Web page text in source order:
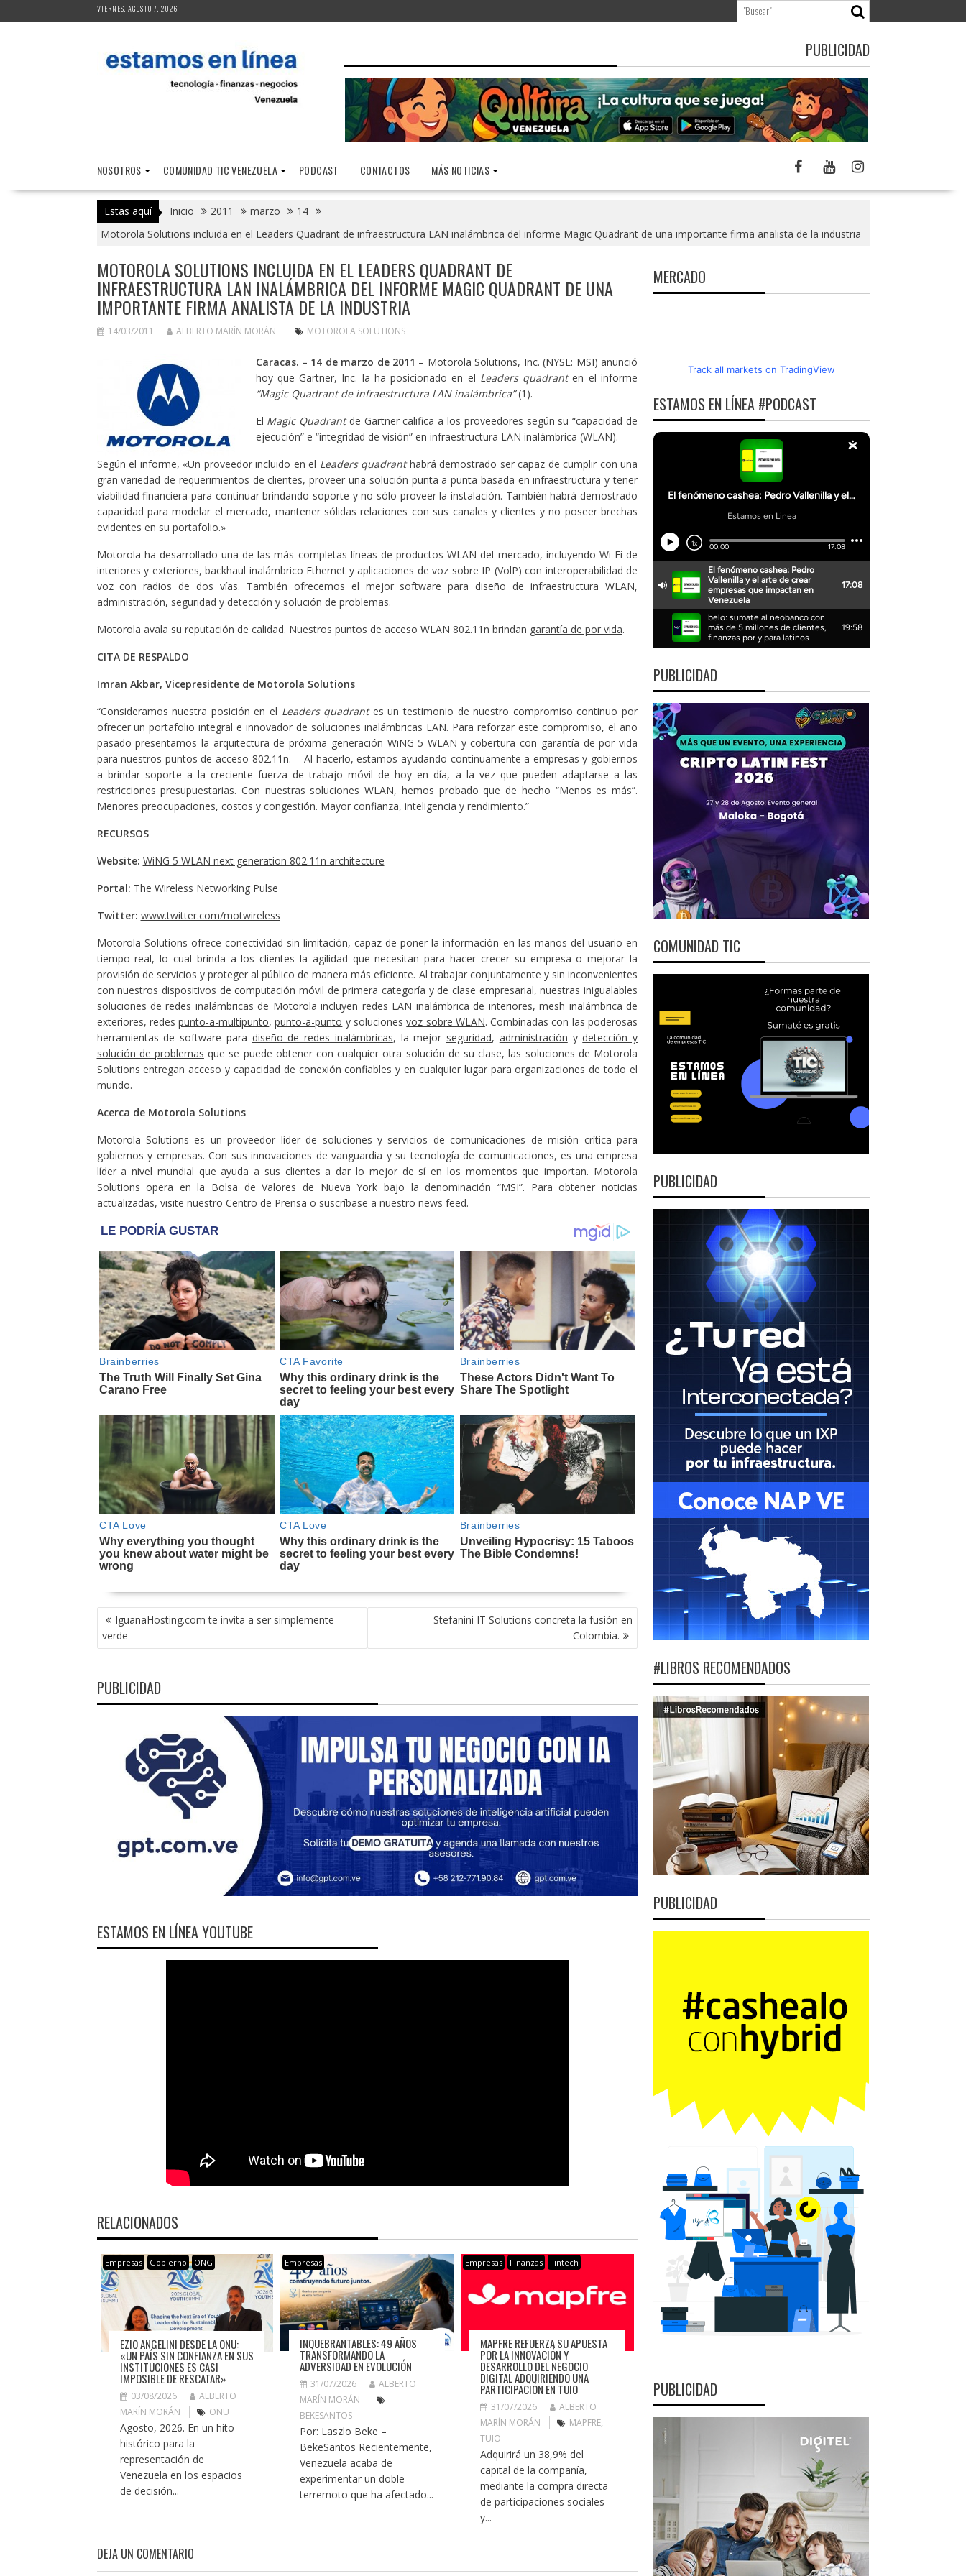
al
VIERNES, AGOSTO 7, 2026
PUBLICIDAD
NOSOTROS COMUNIDAD TIC VENEZUELA PODCAST CONTACTOS MÁS NOTICIAS
Estas aquí Inicio 2011 marzo
14
Motorola Solutions incluida en el Leaders Quadrant de infraestructura LAN inalámbrica del informe Magic Quadrant de una importante firma analista de la industria
MOTOROLA SOLUTIONS INCLUIDA EN EL LEADERS QUADRANT DE
INFRAESTRUCTURA LAN INALÁMBRICA DEL INFORME MAGIC QUADRANT DE UNA
IMPORTANTE FIRMA ANALISTA DE LA INDUSTRIA
14/03/2011 ALBERTO MARÍN MORÁN MOTOROLA SOLUTIONS
Caracas. – 14 de marzo de 2011 – Motorola Solutions, Inc. (NYSE: MSI) anunció
hoy que Gartner, Inc. la ha posicionado en el Leaders quadranten el informe
“Magic Quadrant de infraestructura LAN inalámbrica”(1).
El Magic Quadrantde Gartner califica a los proveedores según su “capacidad de
ejecución” e “integridad de visión” en infraestructura LAN inalámbrica (WLAN).
Según el informe, «Un proveedor incluido en el Leaders quadranthabrá demostrado ser capaz de cumplir con una
gran variedad de requerimientos de clientes, proveer una solución punta a punta basada en infraestructura y tener
viabilidad financiera para continuar brindando soporte y no sólo proveer la instalación. También habrá demostrado
capacidad para modelar el mercado, mantener sólidas relaciones con sus canales y clientes y no poseer brechas
evidentes en su portafolio.»
Motorola ha desarrollado una de las más completas líneas de productos WLAN del mercado, incluyendo Wi-Fi de
interiores y exteriores, backhaul inalámbrico Ethernet y aplicaciones de voz sobre IP (VolP) con interoperabilidad de
voz con radios de dos vías. También ofrecemos el mejor software para diseño de infraestructura WLAN,
administración, seguridad y detección y solución de problemas.
Motorola avala su reputación de calidad. Nuestros puntos de acceso WLAN 802.11n brindan garantía de por vida.
CITA DE RESPALDO
Imran Akbar, Vicepresidente de Motorola Solutions
“Consideramos nuestra posición en el Leaders quadrantes un testimonio de nuestro compromiso continuo por
ofrecer un portafolio integral e innovador de soluciones inalámbricas LAN. Para reforzar este compromiso, el año
pasado presentamos la arquitectura de próxima generación WiNG 5 WLAN y cobertura con garantía de por vida
para nuestros puntos de acceso 802.11n. Al hacerlo, estamos ayudando continuamente a empresas y gobiernos
a brindar soporte a la creciente fuerza de trabajo móvil de hoy en día, a la vez que pueden adaptarse a las
restricciones presupuestarias. Con nuestras soluciones WLAN, hemos probado que de hecho “Menos es más”.
Menores preocupaciones, costos y congestión. Mayor confianza, inteligencia y rendimiento.”
RECURSOS
Website: WiNG 5 WLAN next generation 802.11n architecture
Portal: The Wireless Networking Pulse
Twitter: www.twitter.com/motwireless
Motorola Solutions ofrece conectividad sin limitación, capaz de poner la información en las manos del usuario en
tiempo real, lo cual brinda a los clientes la agilidad que necesitan para hacer crecer su empresa o mejorar la
provisión de servicios y proteger al público de manera más eficiente. Al trabajar conjuntamente y sin inconvenientes
con nuestros dispositivos de computación móvil de primera categoría y de clase empresarial, nuestras inigualables
soluciones de redes inalámbricas de Motorola incluyen redes LAN inalámbrica de interiores,mesh inalámbrica de
exteriores, redespunto-a-multipunto,punto-a-punto y solucionesvoz sobre WLAN. Combinadas con las poderosas
herramientas de software para diseño de redes inalámbricas, la mejor seguridad, administración y detección y
solución de problemas que se puede obtener con cualquier otra solución de su clase, las soluciones de Motorola
Solutions entregan acceso y capacidad de conexión confiables y en cualquier lugar para organizaciones de todo el
mundo.
Acerca de Motorola Solutions
Motorola Solutions es un proveedor líder de soluciones y servicios de comunicaciones de misión crítica para
gobiernos y empresas. Con sus innovaciones de vanguardia y su tecnología de comunicaciones, es una empresa
líder a nivel mundial que ayuda a sus clientes a dar lo mejor de sí en los momentos que importan. Motorola
Solutions opera en la Bolsa de Valores de Nueva York bajo la denominación “MSI”. Para obtener noticias
actualizadas, visite nuestro Centro de Prensa o suscríbase a nuestro news feed.
NAVEGACIÓN
DE
ENTRADAS
IguanaHosting.com te invita a ser simplemente
verde
Stefanini IT Solutions concreta la fusión en
Colombia.
PUBLICIDAD
ESTAMOS EN LÍNEA YOUTUBE
RELACIONADOS
Empresas Gobierno ONG
EZIO ANGELINI DESDE LA ONU:
«UN PAÍS SIN CONFIANZA EN SUS
INSTITUCIONES ES CASI
IMPOSIBLE DE RESCATAR»
03/08/2026
ALBERTO
MARÍN MORÁN
ONU
Agosto, 2026. En un hito
histórico para la
representación de
Venezuela en los espacios
de decisión...
Empresas
INQUEBRANTABLES: 49 AÑOS
TRANSFORMANDO LA
ADVERSIDAD EN EVOLUCIÓN
31/07/2026
ALBERTO
MARÍN MORÁN
BEKESANTOS
Por: Laszlo Beke –
BekeSantos Recientemente,
Venezuela acaba de
experimentar un doble
terremoto que ha afectado...
Empresas Finanzas Fintech
MAPFRE REFUERZA SU APUESTA
POR LA INNOVACIÓN Y
DESARROLLO DEL NEGOCIO
DIGITAL ADQUIRIENDO UNA
PARTICIPACIÓN EN TUIO
31/07/2026
ALBERTO
MARÍN MORÁN
MAPFRE,
TUIO
Adquirirá un 38,9% del
capital de la compañía,
mediante la compra directa
de participaciones sociales
y...
DEJA UN COMENTARIO
MERCADO
Track all markets on TradingView
ESTAMOS EN LÍNEA #PODCAST
PUBLICIDAD
COMUNIDAD TIC
PUBLICIDAD
#LIBROS RECOMENDADOS
PUBLICIDAD
PUBLICIDAD